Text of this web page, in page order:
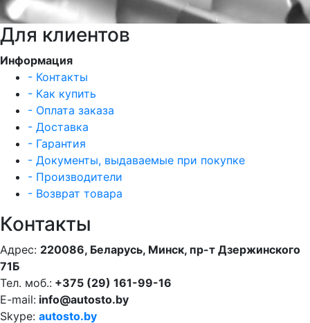
Для клиентов
Информация
- Контакты
- Как купить
- Оплата заказа
- Доставка
- Гарантия
- Документы, выдаваемые при покупке
- Производители
- Возврат товара
Контакты
Адрес: 220086, Беларусь, Минск, пр-т Дзержинского
71Б
Тел. моб.: +375 (29) 161-99-16
E-mail: info@autosto.by
Skype: autosto.by